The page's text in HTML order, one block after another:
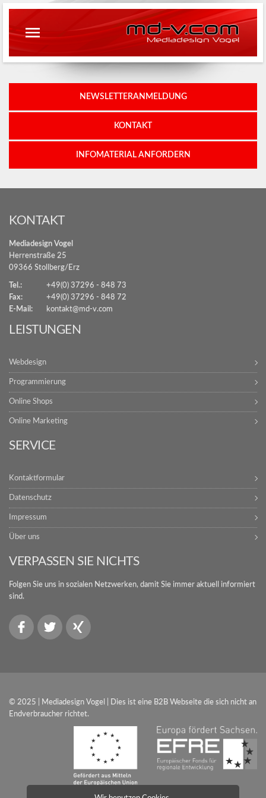
md-v.com
Mediadesign Vogel
NEWSLETTERANMELDUNG
KONTAKT
INFOMATERIAL ANFORDERN
KONTAKT
Mediadesign Vogel
Herrenstraße 25
09366 Stollberg/Erz
Tel.:
+49(0) 37296 - 848 73
Fax:
+49(0) 37296 - 848 72
E-Mail:
kontakt@md-v.com
LEISTUNGEN
Webdesign
Programmierung
Online Shops
Online Marketing
SERVICE
Kontaktformular
Datenschutz
Impressum
Über uns
VERPASSEN SIE NICHTS
Folgen Sie uns in sozialen Netzwerken, damit Sie immer aktuell informiert
sind.
© 2025 | Mediadesign Vogel | Dies ist eine B2B Webseite die sich nicht an
Endverbraucher richtet.